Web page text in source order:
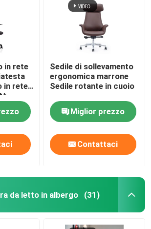
in rete
in rete
Sedile di sollevamento
ergonomica marrone
Sedile rotante in cuoio
Miglior prezzo
Contattaci
da letto in albergo (31)